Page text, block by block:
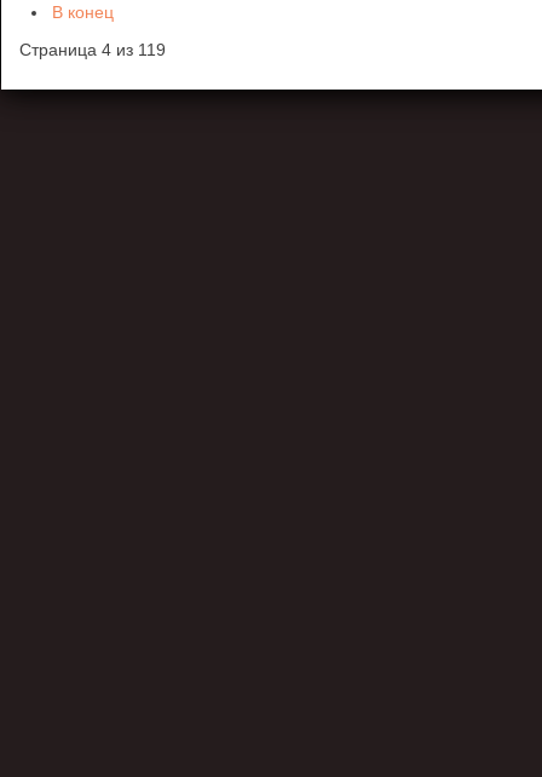
В конец
Страница 4 из 119